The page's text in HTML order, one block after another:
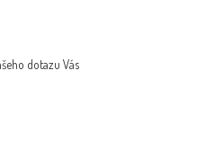
dotazu Vás